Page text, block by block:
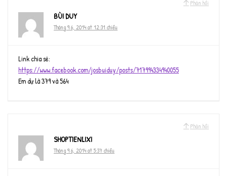
Phản hồi
BÙI DUY
Tháng 9 6, 2014 at 12:31 chiều
Link chia sẻ:
https://www.facebook.com/josbuiduy/posts/717994334940055
Em dự là 379 và 564
Phản hồi
SHOPTIENLIXI
Tháng 9 6, 2014 at 5:37 chiều